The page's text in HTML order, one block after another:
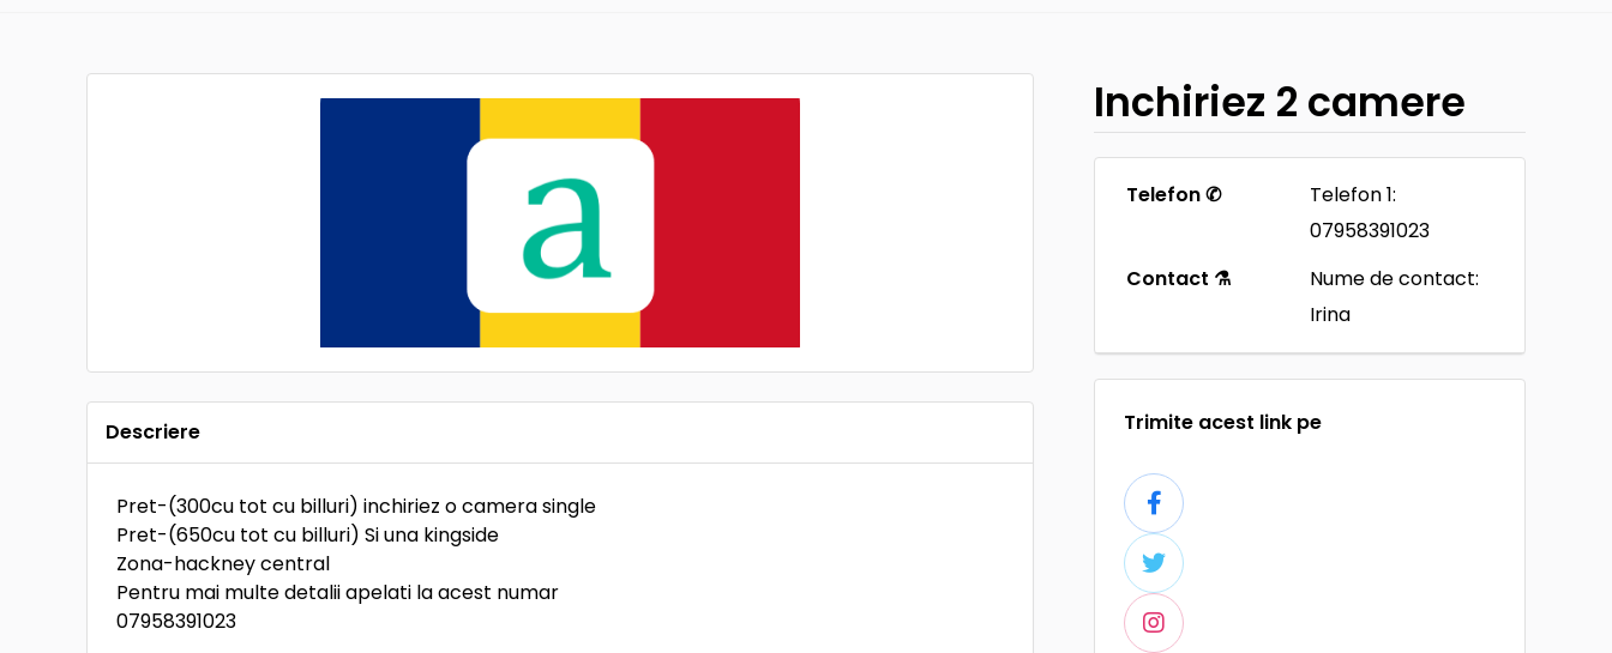
Descriere
Pret-(300cu tot cu billuri) inchiriez o camera single
Pret-(650cu tot cu billuri) Si una kingside
Zona-hackney central
Pentru mai multe detalii apelati la acest numar
07958391023
Inchiriez 2 camere
Telefon ✆
Telefon 1:
07958391023
Contact ⚗
Nume de contact:
Irina
Trimite acest link pe